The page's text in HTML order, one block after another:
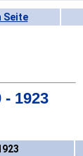
Seite
- 1923